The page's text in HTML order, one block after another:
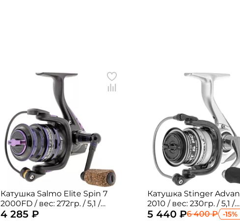
Катушка Salmo Elite Spin 7
2000FD / вес: 272гр. / 5,1 /
подшипники: 7шт.
4 285 ₽
Катушка Stinger
2010 / вес: 230гр. / 5,1 /
подшипники: 8шт.
5 440 ₽6 400 ₽ -15%